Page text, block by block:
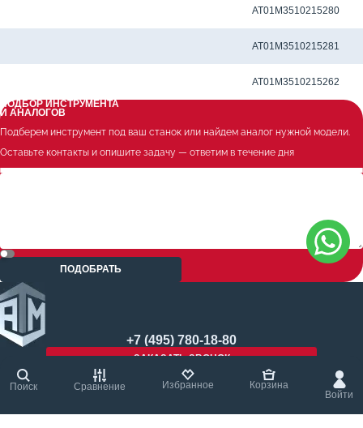
Поиск Сравнение Избранное
Корзина
Войти
AT01M3510215280
AT01M3510215281
AT01M3510215262
ПОДБОР ИНСТРУМЕНТА
И АНАЛОГОВ
Подберем инструмент под ваш станок или найдем аналог нужной модели.
Оставьте контакты и опишите задачу — ответим в течение дня
ПОДОБРАТЬ
+7 (495) 780-18-80
ЗАКАЗАТЬ ЗВОНОК
Карта сайтаПолитика конфиденциальности